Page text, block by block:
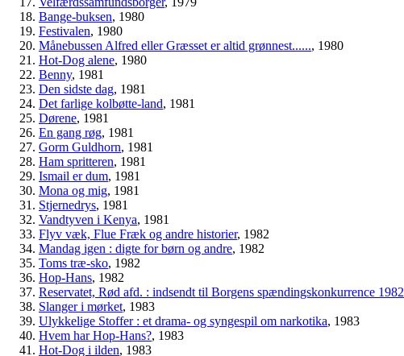
Bange-buksen, 1980
Festivalen, 1980
Månebussen Alfred eller Græsset er altid grønnest......, 1980
Hot-Dog alene, 1980
Benny, 1981
Den sidste dag, 1981
Det farlige kolbøtte-land, 1981
Dørene, 1981
En gang røg, 1981
Gorm Guldhorn, 1981
Ham spritteren, 1981
Ismail er dum, 1981
Mona og mig, 1981
Stjernedrys, 1981
Vandtyven i Kenya, 1981
Flyv væk, Flue Fræk og andre historier, 1982
Mandag igen : digte for børn og andre, 1982
Toms træ-sko, 1982
Hop-Hans, 1982
Reservatet, Rød afd. : indsendt til Borgens spændingskonkurrence 1982
Slanger i mørket, 1983
Ulykkelige Stoffer : et drama- og syngespil om narkotika, 1983
Hvem har Hop-Hans?, 1983
Hot-Dog i ilden, 1983